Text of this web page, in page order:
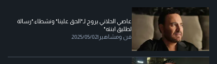
عاصي الحلاني يروج لـ"الحق علينا" ونشطاء:"رسالة
لطليق ابنته"
فن ومشاهير |
2025/05/02